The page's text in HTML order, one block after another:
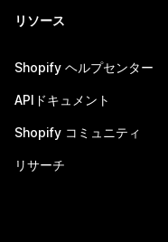
リソース
Shopify ヘルプセンター
APIドキュメント
Shopify コミュニティ
リサーチ